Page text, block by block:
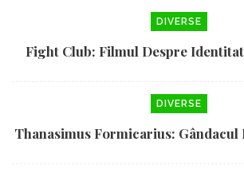
DIVERSE
Fight Club: Filmul Despre
DIVERSE
Thanasimus Formicarius: